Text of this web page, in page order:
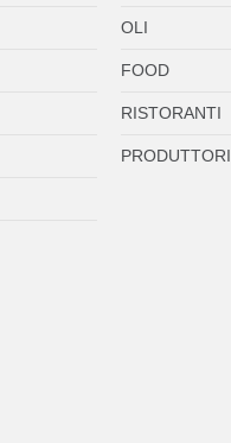
OLI
FOOD
RISTORANTI
PRODUTTORI